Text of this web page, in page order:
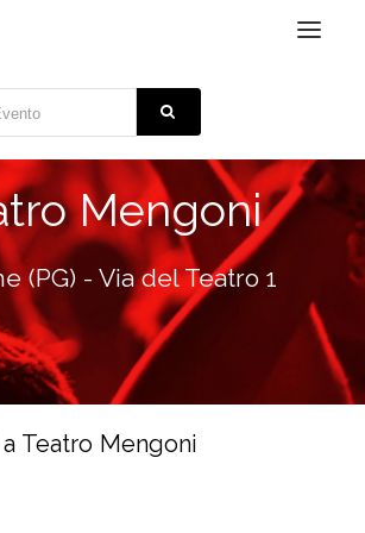
Toggle
Mengoni
(PG) - Via del Teatro 1
Teatro Mengoni